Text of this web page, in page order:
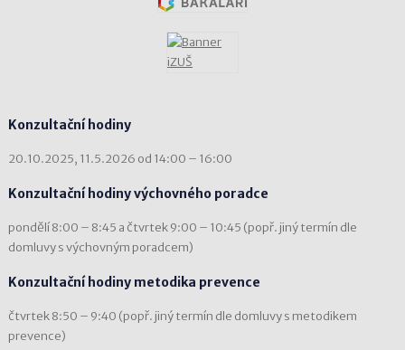
Konzultační hodiny
20.10.2025, 11.5.2026 od 14:00 – 16:00
Konzultační hodiny výchovného poradce
pondělí 8:00 – 8:45 a čtvrtek 9:00 – 10:45 (popř. jiný termín dle
domluvy s výchovným poradcem)
Konzultační hodiny metodika prevence
čtvrtek 8:50 – 9:40 (popř. jiný termín dle domluvy s metodikem
prevence)